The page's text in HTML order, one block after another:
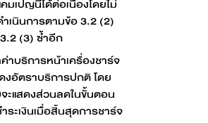
มเปญนี้ได้ต่อเนื่องโดยไม่
เนินการตามข้อ 3.2 (2)
(3) ซ้ำอีก
าบริการหน้าเครื่องชาร์จ
งอัตราบริการปกติ โดย
ะแสดงส่วนลดในขั้นตอน
ระเงินเมื่อสิ้นสุดการชาร์จ